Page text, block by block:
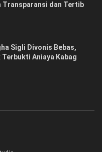
Transparansi dan Tertib
Sigli Divonis Bebas,
Terbukti Aniaya Kabag